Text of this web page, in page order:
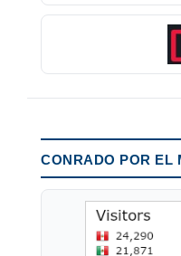
CONRADO POR EL